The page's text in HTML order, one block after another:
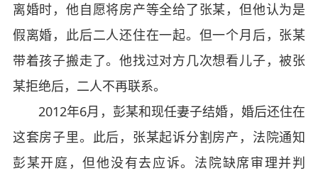
离婚时，他自愿将房产等全给了张某，但他认为是
假离婚，此后二人还住在一起。但一个月后，张某
带着孩子搬走了。他找过对方几次想看儿子，被张
某拒绝后，二人不再联系。
2012年6月，彭某和现任妻子结婚，婚后还住在
这套房子里。此后，张某起诉分割房产，法院通知
彭某开庭，但他没有去应诉。法院缺席审理并判